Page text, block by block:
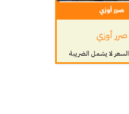
صرر أوزي
السعر لا يشمل الضريبة